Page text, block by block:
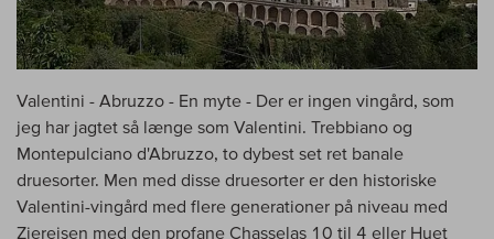
Valentini - Abruzzo - En myte - Der er ingen vingård, som
jeg har jagtet så længe som Valentini. Trebbiano og
Montepulciano d'Abruzzo, to dybest set ret banale
druesorter. Men med disse druesorter er den historiske
Valentini-vingård med flere generationer på niveau med
Ziereisen med den profane Chasselas 10 til 4 eller Huet